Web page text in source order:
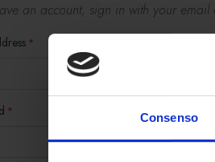
Consenso
an account, sign in with your email